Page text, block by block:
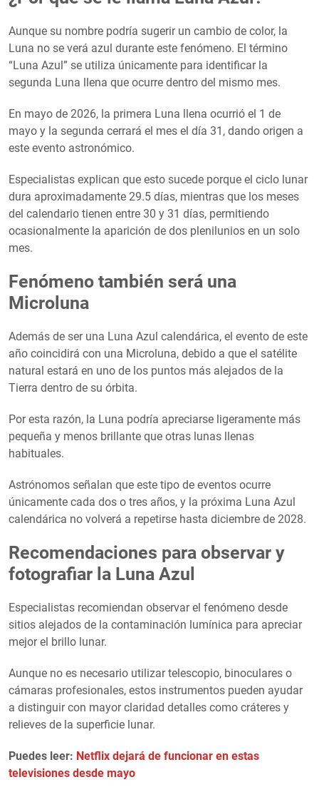
Aunque su nombre podría sugerir un cambio de color, la
Luna no se verá azul durante este fenómeno. El término
“Luna Azul” se utiliza únicamente para identificar la
segunda Luna llena que ocurre dentro del mismo mes.
En mayo de 2026, la primera Luna llena ocurrió el 1 de
mayo y la segunda cerrará el mes el día 31, dando origen a
este evento astronómico.
Especialistas explican que esto sucede porque el ciclo lunar
dura aproximadamente 29.5 días, mientras que los meses
del calendario tienen entre 30 y 31 días, permitiendo
ocasionalmente la aparición de dos plenilunios en un solo
mes.
Fenómeno también será una
Microluna
Además de ser una Luna Azul calendárica, el evento de este
año coincidirá con una Microluna, debido a que el satélite
natural estará en uno de los puntos más alejados de la
Tierra dentro de su órbita.
Por esta razón, la Luna podría apreciarse ligeramente más
pequeña y menos brillante que otras lunas llenas
habituales.
Astrónomos señalan que este tipo de eventos ocurre
únicamente cada dos o tres años, y la próxima Luna Azul
calendárica no volverá a repetirse hasta diciembre de 2028.
Recomendaciones para observar y
fotografiar la Luna Azul
Especialistas recomiendan observar el fenómeno desde
sitios alejados de la contaminación lumínica para apreciar
mejor el brillo lunar.
Aunque no es necesario utilizar telescopio, binoculares o
cámaras profesionales, estos instrumentos pueden ayudar
a distinguir con mayor claridad detalles como cráteres y
relieves de la superficie lunar.
Puedes leer: Netflix dejará de funcionar en estas
televisiones desde mayo